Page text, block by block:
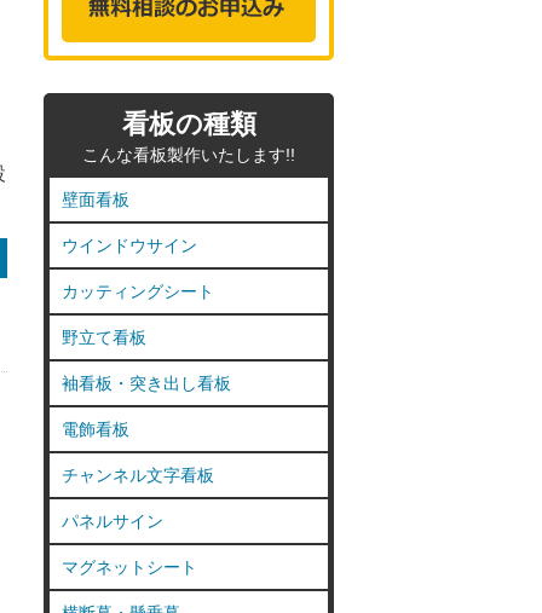
看板の種類
こんな看板製作いたします!!
壁面看板
ウインドウサイン
カッティングシート
野立て看板
袖看板・突き出し看板
電飾看板
チャンネル文字看板
パネルサイン
マグネットシート